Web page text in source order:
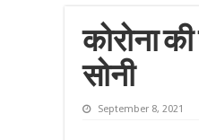
कोरोना
सोनी
September 8, 2021